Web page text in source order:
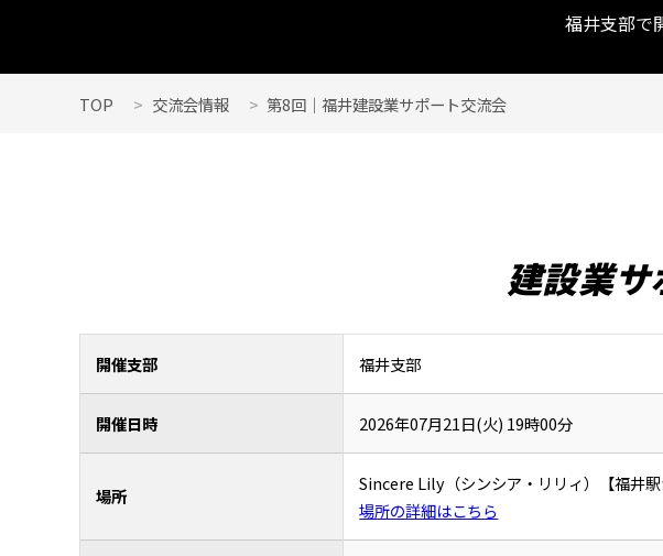
福井支部で
TOP 交流会情報 第8回｜福井建設業サポート交流会
建設業
開催支部 福井支部
開催日時 2026年07月21日(火) 19時00分
場所
Sincere Lily（シンシア・リリィ）【福井駅
場所の詳細はこちら